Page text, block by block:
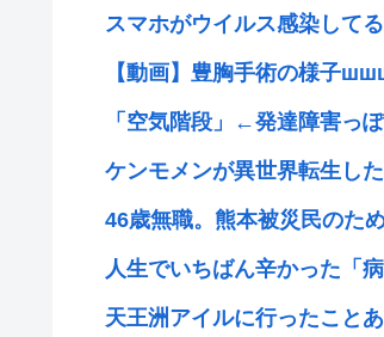
スマホがウイルス感染して
【動画】豊胸手術の様
「空気階段」←発達障害っ
ケンモメンが異世界転生し
46歳無職。熊本被災民のた
人生でいちばん辛かった「
天王洲アイルに行ったこと